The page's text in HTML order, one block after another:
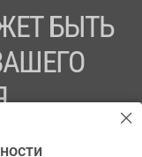
БЫТЬ